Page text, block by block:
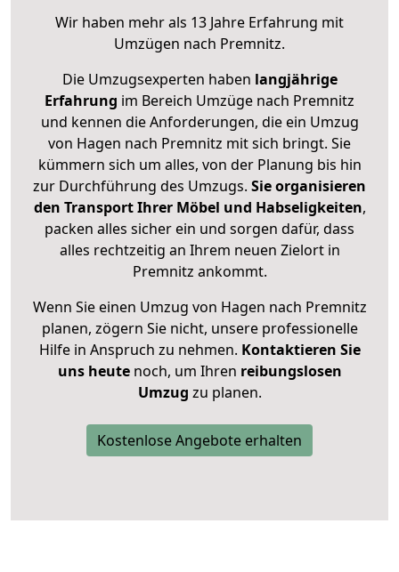
Wir haben mehr als 13 Jahre Erfahrung mit
Umzügen nach Premnitz.
Die Umzugsexperten haben langjährige
Erfahrung im Bereich Umzüge nach Premnitz
und kennen die Anforderungen, die ein Umzug
von Hagen nach Premnitz mit sich bringt. Sie
kümmern sich um alles, von der Planung bis hin
zur Durchführung des Umzugs. Sie organisieren
den Transport Ihrer Möbel und Habseligkeiten,
packen alles sicher ein und sorgen dafür, dass
alles rechtzeitig an Ihrem neuen Zielort in
Premnitz ankommt.
Wenn Sie einen Umzug von Hagen nach Premnitz
planen, zögern Sie nicht, unsere professionelle
Hilfe in Anspruch zu nehmen. Kontaktieren Sie
uns heutenoch, um Ihren reibungslosen
Umzug zu planen.
Kostenlose Angebote erhalten